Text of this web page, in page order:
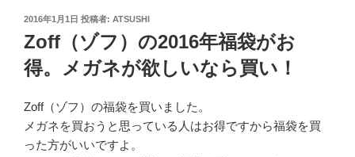
投
日:
2016年1月1日 投稿者: ATSUSHI
Zoff（ゾフ）の2016年福袋がお
得。メガネが欲しいなら買い！
Zoff（ゾフ）の福袋を買いました。
メガネを買おうと思っている人はお得ですから福袋を買
った方がいいですよ。